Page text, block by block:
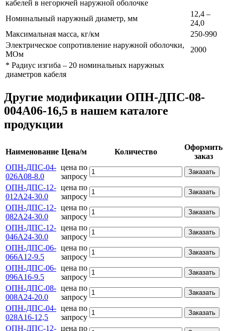
кабелей в негорючей наружной оболочке
Номинальный наружный диаметр, мм
12,4 –
24,0
Максимальная масса, кг/км
250-990
Электрическое сопротивление наружной оболочки,
МОм
2000
* Радиус изгиба – 20 номинальных наружных
диаметров кабеля
Другие модификации ОПН-ДПС-08-
004А06-16,5 в нашем каталоге
продукции
Наименование Цена/м Количество
Оформить
заказ
ОПН-ДПС-04-
026А08-8.0
цена по
запросу
Заказать
ОПН-ДПС-12-
012А24-30.0
цена по
запросу
Заказать
ОПН-ДПС-12-
082А24-30.0
цена по
запросу
Заказать
ОПН-ДПС-12-
046А24-30.0
цена по
запросу
Заказать
ОПН-ДПС-06-
066А12-9.5
цена по
запросу
Заказать
ОПН-ДПС-06-
096А16-9.5
цена по
запросу
Заказать
ОПН-ДПС-08-
008А24-20.0
цена по
запросу
Заказать
ОПН-ДПС-04-
028А16-12,5
цена по
запросу
Заказать
ОПН-ДПС-12- цена по